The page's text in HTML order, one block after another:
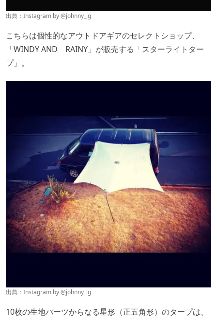
出典：Instagram by @johnny_ig
こちらは個性的なアウトドアギアのセレクトショップ、
「WINDY AND RAINY」が販売する「スターライトター
プ」。
出典：Instagram by @johnny_ig
10枚の生地パーツからなる星形（正五角形）のタープは、